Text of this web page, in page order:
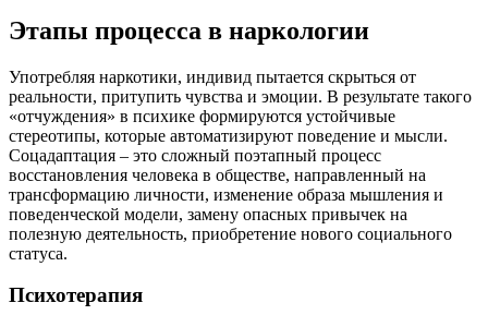
Этапы процесса в наркологии
Употребляя наркотики, индивид пытается скрыться от
реальности, притупить чувства и эмоции. В результате такого
«отчуждения» в психике формируются устойчивые
стереотипы, которые автоматизируют поведение и мысли.
Соцадаптация – это сложный поэтапный процесс
восстановления человека в обществе, направленный на
трансформацию личности, изменение образа мышления и
поведенческой модели, замену опасных привычек на
полезную деятельность, приобретение нового социального
статуса.
Психотерапия